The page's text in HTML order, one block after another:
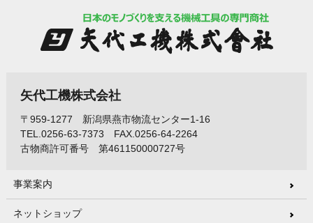
矢代工機株式会社
〒959-1277 新潟県燕市物流センター1-16
TEL.0256-63-7373 FAX.0256-64-2264
古物商許可番号 第461150000727号
事業案内
ネットショップ